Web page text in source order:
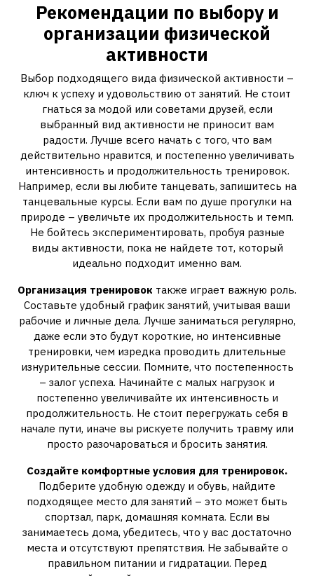
Рекомендации по выбору и
организации физической
активности
Выбор подходящего вида физической активности –
ключ к успеху и удовольствию от занятий. Не стоит
гнаться за модой или советами друзей, если
выбранный вид активности не приносит вам
радости. Лучше всего начать с того, что вам
действительно нравится, и постепенно увеличивать
интенсивность и продолжительность тренировок.
Например, если вы любите танцевать, запишитесь на
танцевальные курсы. Если вам по душе прогулки на
природе – увеличьте их продолжительность и темп.
Не бойтесь экспериментировать, пробуя разные
виды активности, пока не найдете тот, который
идеально подходит именно вам.
Организация тренировок также играет важную роль.
Составьте удобный график занятий, учитывая ваши
рабочие и личные дела. Лучше заниматься регулярно,
даже если это будут короткие, но интенсивные
тренировки, чем изредка проводить длительные
изнурительные сессии. Помните, что постепенность
– залог успеха. Начинайте с малых нагрузок и
постепенно увеличивайте их интенсивность и
продолжительность. Не стоит перегружать себя в
начале пути, иначе вы рискуете получить травму или
просто разочароваться и бросить занятия.
Создайте комфортные условия для тренировок.
Подберите удобную одежду и обувь, найдите
подходящее место для занятий – это может быть
спортзал, парк, домашняя комната. Если вы
занимаетесь дома, убедитесь, что у вас достаточно
места и отсутствуют препятствия. Не забывайте о
правильном питании и гидратации. Перед